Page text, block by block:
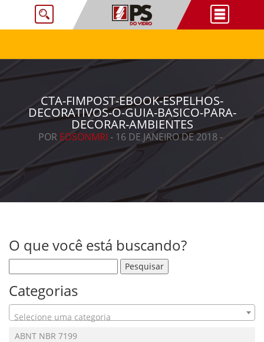
CTA-FIMPOST-EBOOK-ESPELHOS-
DECORATIVOS-O-GUIA-BASICO-PARA-
DECORAR-AMBIENTES
POR EDSONMRI - 16 DE JANEIRO DE 2018 -
O que você está buscando?
Categorias
Selecione uma categoria
ABNT NBR 7199